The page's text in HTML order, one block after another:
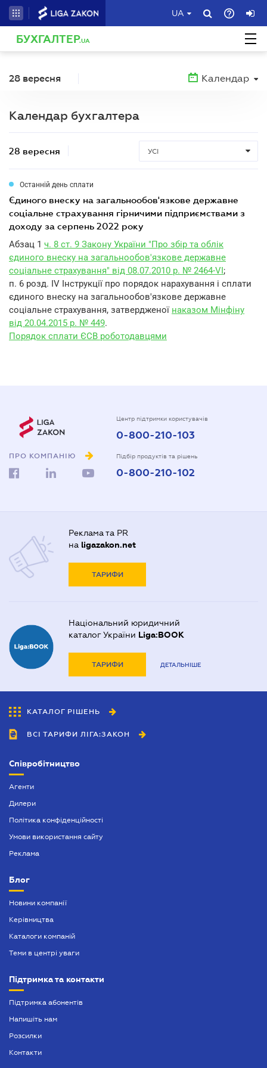
UA
БУХГАЛТЕР.UA
28 вересня Календар
Календар бухгалтера
28 вересня УСІ
Останній день сплати
єдиного внеску на загальнообов'язкове державне
соціальне страхування гірничими підприємствами з
доходу за серпень 2022 року
Абзац 1 ч. 8 ст. 9 Закону України "Про збір та облік
єдиного внеску на загальнообов'язкове державне
соціальне страхування" від 08.07.2010 р. № 2464-VI;
п. 6 розд. IV Інструкції про порядок нарахування і сплати
єдиного внеску на загальнообов'язкове державне
соціальне страхування, затвердженої наказом Мінфіну
від 20.04.2015 р. № 449.
Порядок сплати ЄСВ роботодавцями
ПРО КОМПАНІЮ
Центр підтримки користувачів
0-800-210-103
Підбір продуктів та рішень
0-800-210-102
Реклама та PR
на ligazakon.net
ТАРИФИ
Національний юридичний
каталог України Liga:BOOK
ТАРИФИ ДЕТАЛЬНІШЕ
КАТАЛОГ РІШЕНЬ
ВСІ ТАРИФИ ЛІГА:ЗАКОН
Співробітництво
Агенти
Дилери
Політика конфіденційності
Умови використання сайту
Реклама
Блог
Новини компанії
Керівництва
Каталоги компаній
Теми в центрі уваги
Підтримка та контакти
Підтримка абонентів
Напишіть нам
Розсилки
Контакти